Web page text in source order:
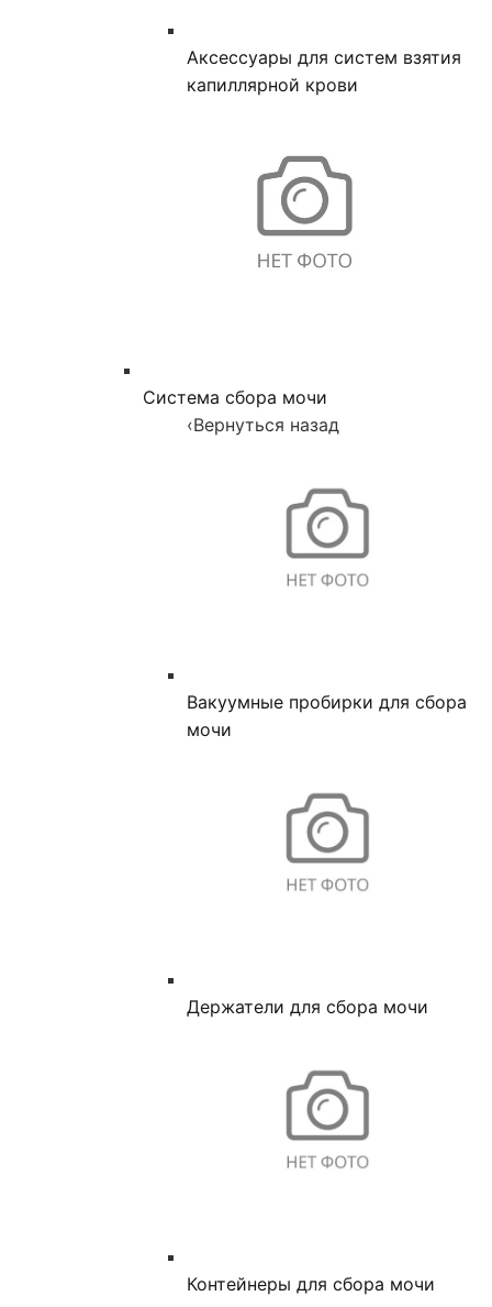
Аксессуары для систем взятия
капиллярной крови
Система сбора мочи
‹Вернуться назад
Вакуумные пробирки для сбора
мочи
Держатели для сбора мочи
Контейнеры для сбора мочи